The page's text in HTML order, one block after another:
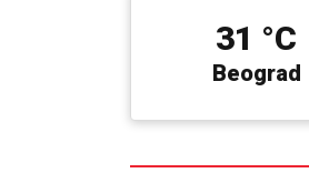
Beograd
31 °C